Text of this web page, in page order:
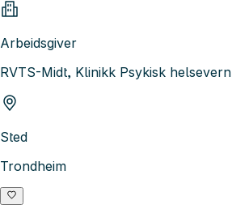
Arbeidsgiver
RVTS-Midt, Klinikk Psykisk helsevern
Sted
Trondheim